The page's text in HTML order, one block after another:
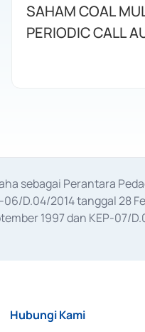
SAHAM COAL
PERIODIC CALL
sebagai Perantara
06/D.04/2014 tanggal
1997 dan KEP-
Hubungi Kami